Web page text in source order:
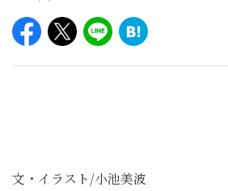
文・イラスト/小池美波